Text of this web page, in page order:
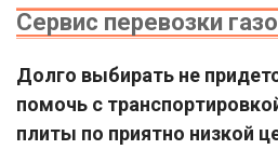
Сервис перевозки
Долго выбирать не
помочь с
плиты по приятно низкой